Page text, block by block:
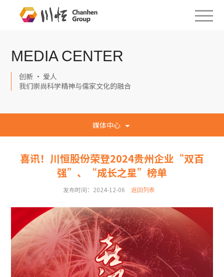
MEDIA CENTER
创新 · 爱人
我们崇尚科学精神与儒家文化的融合
媒体中心
喜讯！川恒股份荣登2024贵州企业“双百
强”、“成长之星”榜单
发布时间：2024-12-06 返回列表